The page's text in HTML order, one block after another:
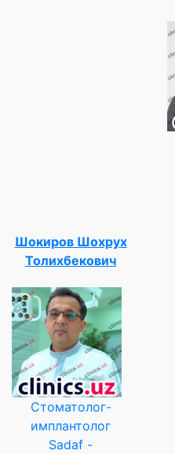
Шокиров Шохрух
Толихбекович
Стоматолог-
имплантолог
Sadaf -